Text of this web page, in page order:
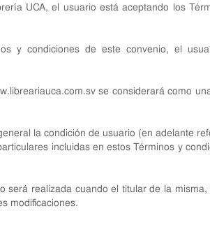
UCA, el usuario está aceptando los
y condiciones de este convenio, el
se considerará como
la condición de usuario (en adelante
incluidas en estos Términos y
realizada cuando el titular de la
modificaciones.